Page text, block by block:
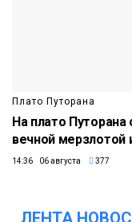
Плато Путорана
На плато
вечной мерзлотой
14:36 06 августа 377